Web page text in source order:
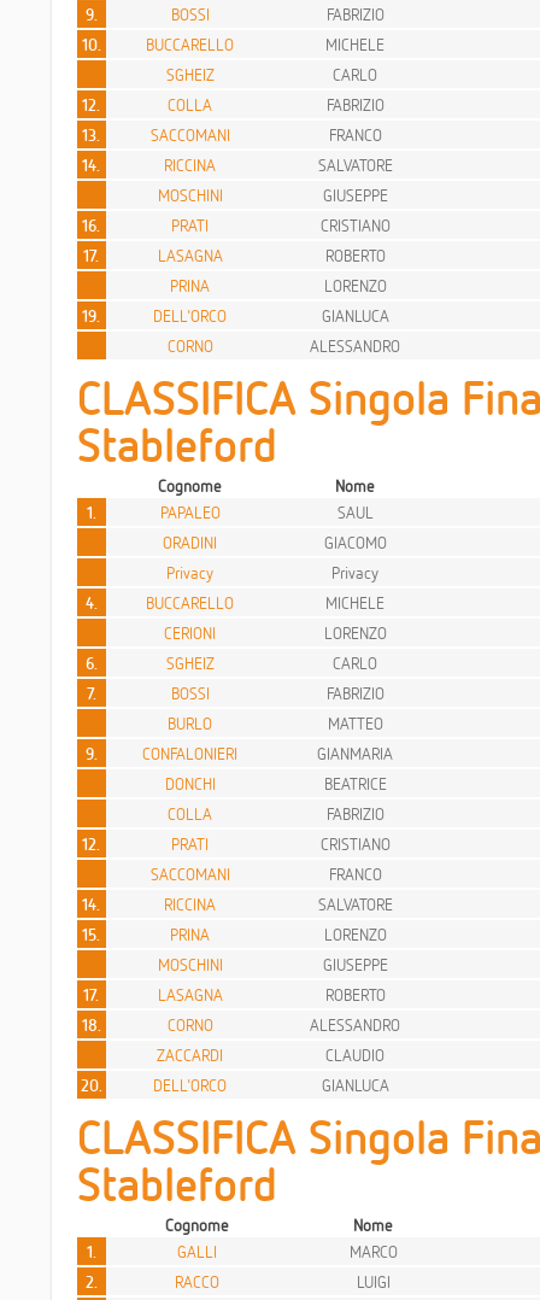
9.
BOSSI
FABRIZIO
10.
BUCCARELLO
MICHELE
SGHEIZ
CARLO
12.
COLLA
FABRIZIO
13.
SACCOMANI
FRANCO
14.
RICCINA
SALVATORE
MOSCHINI
GIUSEPPE
16.
PRATI
CRISTIANO
17.
LASAGNA
ROBERTO
PRINA
LORENZO
19.
DELL'ORCO
GIANLUCA
CORNO
ALESSANDRO
CLASSIFICA Singola
Stableford
Cognome
Nome
1.
PAPALEO
SAUL
ORADINI
GIACOMO
Privacy
Privacy
4.
BUCCARELLO
MICHELE
CERIONI
LORENZO
6.
SGHEIZ
CARLO
7.
BOSSI
FABRIZIO
BURLO
MATTEO
9.
CONFALONIERI
GIANMARIA
DONCHI
BEATRICE
COLLA
FABRIZIO
12.
PRATI
CRISTIANO
SACCOMANI
FRANCO
14.
RICCINA
SALVATORE
15.
PRINA
LORENZO
MOSCHINI
GIUSEPPE
17.
LASAGNA
ROBERTO
18.
CORNO
ALESSANDRO
ZACCARDI
CLAUDIO
20.
DELL'ORCO GIANLUCA
CLASSIFICA Singola
Stableford
Cognome
Nome
1.
GALLI
MARCO
2.
RACCO
LUIGI